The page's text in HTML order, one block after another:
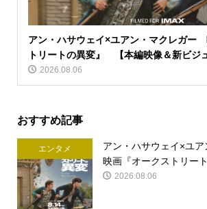
アン・ハサウェイ×ユアン・マクレガー
トリートの異変』 【本編映像＆新ビジ
2026.08.06
おすすめ記事
エンタメ
アン・ハサウェイ×ユ
映画『オークストリー
2026.08.06